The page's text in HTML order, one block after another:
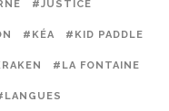
#JUSTICE
#KÉA #KID PADDLE
#LA FONTAINE